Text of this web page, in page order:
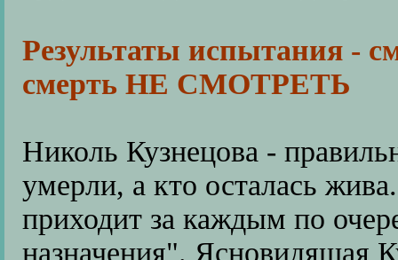
Результаты испытания -
смерть НЕ СМОТРЕТЬ
Николь Кузнецова -
умерли, а кто осталась
приходит за каждым по
назначения". Ясновидящая